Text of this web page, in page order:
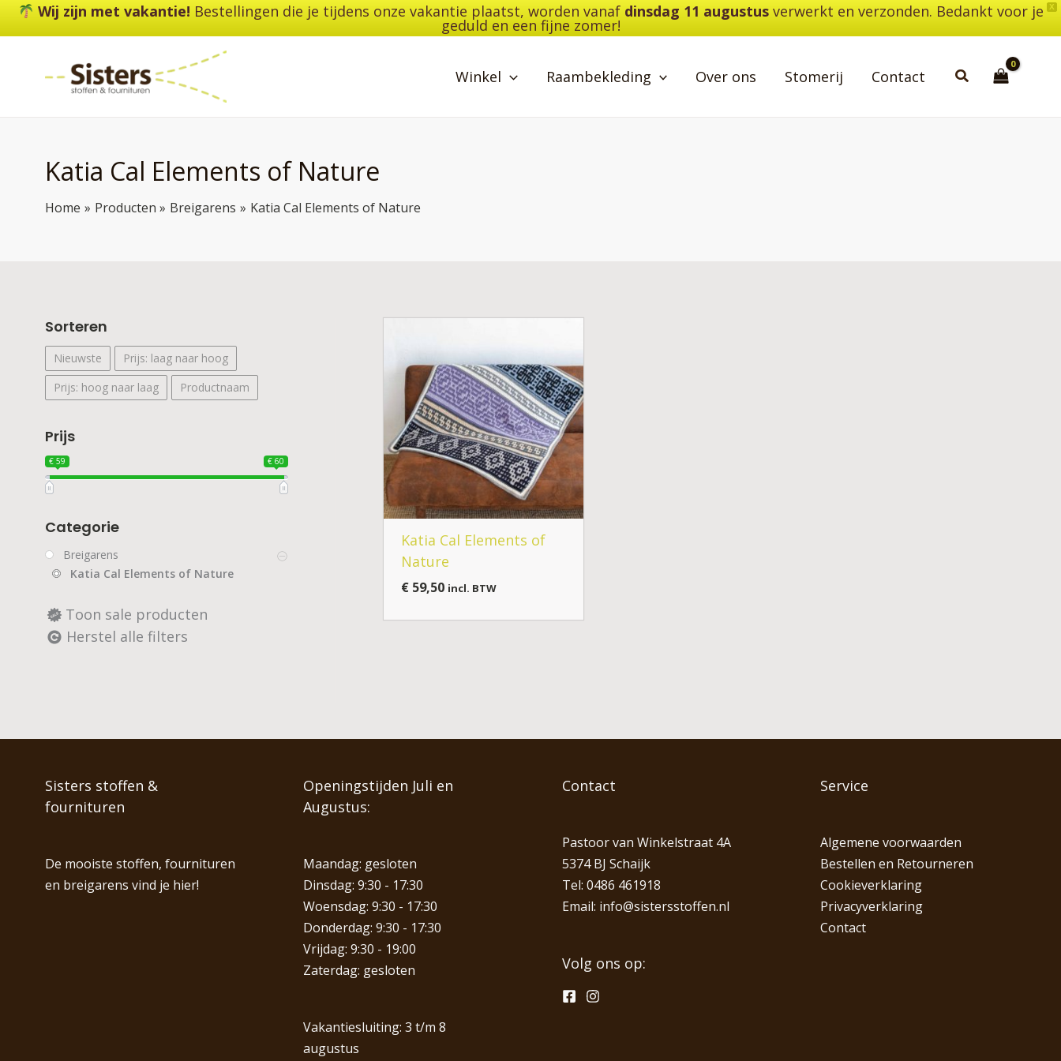
X
Wij zijn met vakantie! Bestellingen die je tijdens onze vakantie plaatst, worden vanaf dinsdag 11 augustusverwerkt en verzonden. Bedankt voor je
geduld en een fijne zomer!
inhoud
Winkel Raambekleding Over ons Stomerij Contact Zoeken
Katia Cal Elements of Nature
Home Producten Breigarens Katia Cal Elements of Nature
Sorteren
Nieuwste
Prijs: laag naar hoog
Prijs: hoog naar laag
Productnaam
Prijs
€ 59 € 60
Categorie
Breigarens
Katia Cal Elements of Nature
Toon sale producten
Herstel alle filters
Katia Cal Elements of
Nature
€59,50 incl. BTW
Sisters stoffen &
fournituren
De mooiste stoffen, fournituren
en breigarens vind je hier!
Openingstijden Juli en
Augustus:
Maandag: gesloten
Dinsdag: 9:30 - 17:30
Woensdag: 9:30 - 17:30
Donderdag: 9:30 - 17:30
Vrijdag: 9:30 - 19:00
Zaterdag: gesloten
Vakantiesluiting: 3 t/m 8
augustus
Contact
Pastoor van Winkelstraat 4A
5374 BJ Schaijk
Tel: 0486 461918
Email: info@sistersstoffen.nl
Volg ons op:
Service
Algemene voorwaarden
Bestellen en Retourneren
Cookieverklaring
Privacyverklaring
Contact